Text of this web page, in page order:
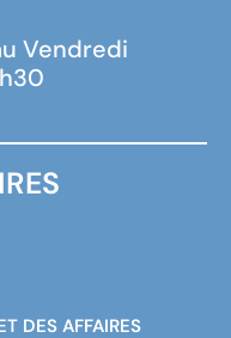
DES AFFAIRES
Vendredi